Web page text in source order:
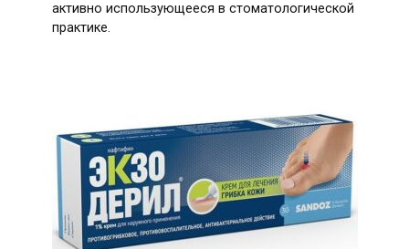
активно использующееся в стоматологической
практике.